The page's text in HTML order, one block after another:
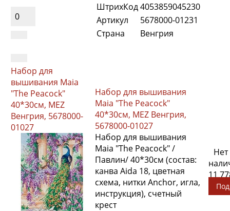
0
ШтрихКод4053859045230
Артикул
5678000-01231
Страна
Венгрия
Набор для
вышивания Maia
"The Peacock"
40*30см, MEZ
Венгрия, 5678000-
01027
Набор для вышивания
Maia "The Peacock"
40*30см, MEZ Венгрия,
5678000-01027
Набор для вышивания
Maia "The Peacock" /
Павлин/ 40*30см (состав:
канва Aida 18, цветная
схема, нитки Anchor, игла,
инструкция), счетный
крест
Нет
11